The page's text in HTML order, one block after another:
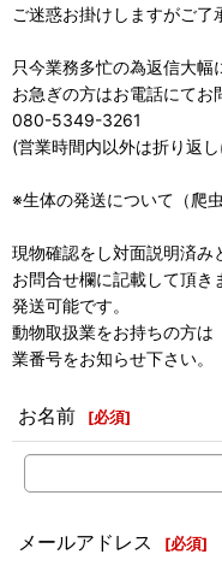
ご迷惑お掛けしますがご了
只今業務多忙の為返信大幅
お急ぎの方はお電話にてお
080-5349-3261
(営業時間内以外は折り返
※生体の発送について（爬
現物確認をし対面説明済み
お問合せ欄に記載して頂き
発送可能です。
動物取扱業をお持ちの方は
業番号をお知らせ下さい。
お名前 [必須]
メールアドレス [必須]